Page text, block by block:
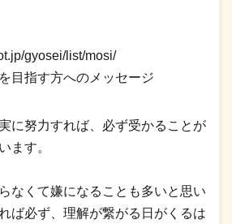
gyosei/list/mosi/
目指す方へのメッセージ
に努力すれば、必ず受かることが
ます。
なくて嫌になることも多いと思い
ば必ず、理解が繋がる日がくるは